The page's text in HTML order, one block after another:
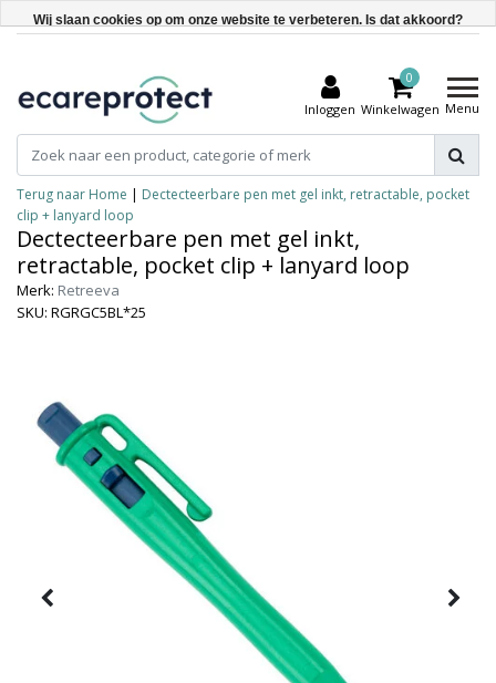
Inloggen
0
Winkelwagen Menu
Terug naar Home | Dectecteerbare pen met gel inkt, retractable, pocket
clip + lanyard loop
Dectecteerbare pen met gel inkt,
retractable, pocket clip + lanyard loop
Merk: Retreeva
SKU: RGRGC5BL*25
Wij slaan cookies op om onze website te verbeteren. Is dat akkoord?